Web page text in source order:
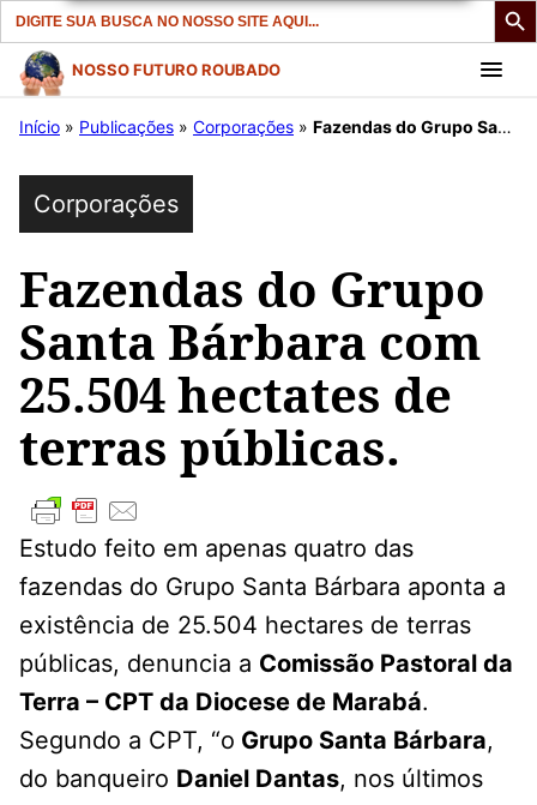
Search
for:
Pular
para
conteúdo
NOSSO FUTURO ROUBADO
Início » Publicações » Corporações » Fazendas do Grupo Santa Bárbara com 25.504 hectates de terras públicas.
Corporações
Fazendas do Grupo
Santa Bárbara com
25.504 hectates de
terras públicas.
Estudo feito em apenas quatro das
fazendas do Grupo Santa Bárbara aponta a
existência de 25.504 hectares de terras
públicas, denuncia a Comissão Pastoral da
Terra – CPT da Diocese de Marabá.
Segundo a CPT, “o Grupo Santa Bárbara,
do banqueiro Daniel Dantas, nos últimos